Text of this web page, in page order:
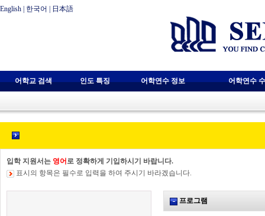
English 한국어 日本語
어학교 검색 인도 특징 어학연수 정보 어학연수
입학 지원서는 영어 로 정확하게 기입하시기 바랍니다.
표시의 항목은 필수로 입력을 하여 주시기 바라겠습니다.
프로그램